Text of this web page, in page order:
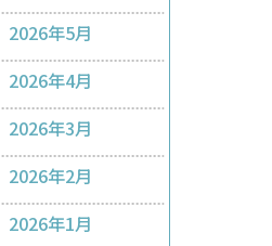
2026年5月
2026年4月
2026年3月
2026年2月
2026年1月